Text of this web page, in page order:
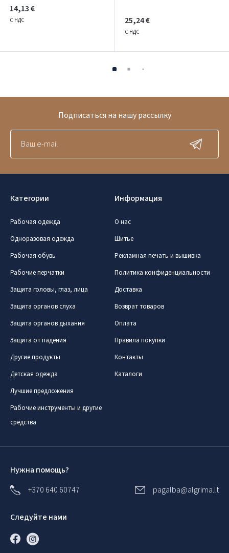
14,13 €
С НДС 25,24 €
С НДС
Категории
Рабочая одежда
Одноразовая одежда
Рабочая обувь
Рабочие перчатки
Защита головы, глаз, лица
Защита органов слуха
Защита органов дыхания
Защита от падения
Другие продукты
Детская одежда
Лучшие предложения
Рабочие инструменты и другие
средства
Информация
О нас
Шитье
Рекламная печать и вышивка
Политика конфиденциальности
Доставка
Возврат товаров
Оплата
Правила покупки
Контакты
Каталоги
Подписаться на нашу рассылку
Нужна помощь?
+370 640 60747
pagalba@algrima.lt
Следуйте нами